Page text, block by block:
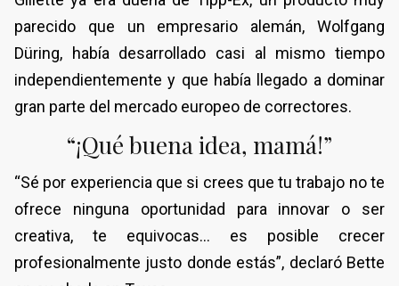
parecido que un empresario alemán, Wolfgang
Düring, había desarrollado casi al mismo tiempo
independientemente y que había llegado a dominar
gran parte del mercado europeo de correctores.
“¡Qué buena idea, mamá!”
“Sé por experiencia que si crees que tu trabajo no te
ofrece ninguna oportunidad para innovar o ser
creativa, te equivocas… es posible crecer
profesionalmente justo donde estás”, declaró Bette